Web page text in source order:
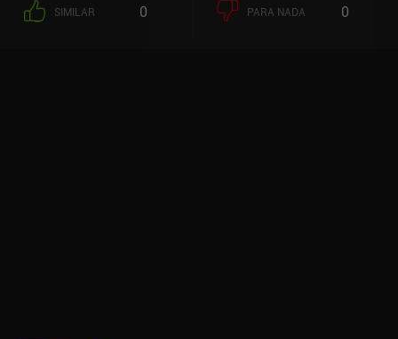
SIMILAR 0 PARA NADA 0